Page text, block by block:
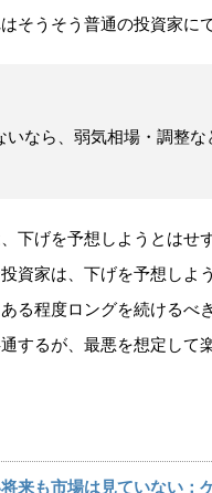
そうそう普通の投資家に
いなら、弱気相場・調整
下げを予想しようとはせ
資家は、下げを予想しよ
る程度ロングを続けるべ
するが、最悪を想定して
来も市場は見ていない：